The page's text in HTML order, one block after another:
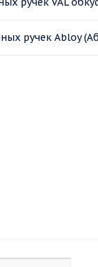
ручек Abloy